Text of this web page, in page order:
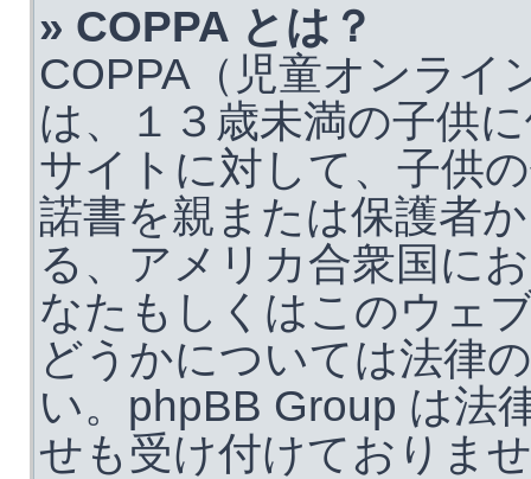
» COPPA とは？
COPPA（児童オンライ
は、１３歳未満の子供
サイトに対して、子供
諾書を親または保護者
る、アメリカ合衆国に
なたもしくはこのウェ
どうかについては法律
い。phpBB Group は法
せも受け付けておりま